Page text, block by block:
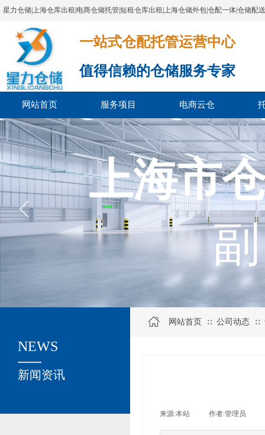
星力仓储|上海仓库出租|电商仓储托管|短租仓库出租|上海仓储外包|仓配一体|仓储配
一站式仓配托管运营中心​​​​​​​​​​​​​​​​​
值得信赖的仓储服务专家
网站首页 服务项目 电商云仓
上海市
关于我们
新闻资讯
NEWS
网站首页 ∷ 公司动态 ∷
来源:本站 作者:管理员